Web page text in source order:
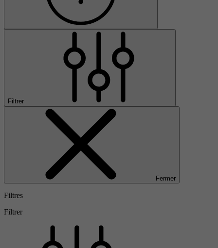
Filtrer
Fermer
Filtres
Filtrer